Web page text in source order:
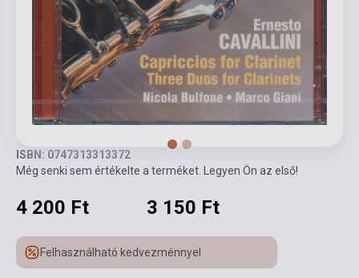
ISBN: 0747313313372
Még senki sem értékelte a terméket. Legyen Ön az első!
4 200 Ft 3 150 Ft
Felhasználható kedvezménnyel